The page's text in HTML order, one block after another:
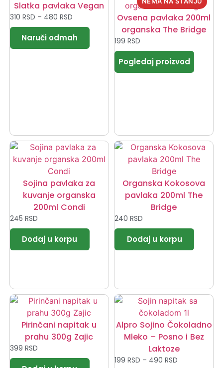
Slatka pavlaka Vegan
310 RSD – 480 RSD
Ovsena pavlaka 200ml
organska The Bridge
199 RSD
Sojina pavlaka za
kuvanje organska
200ml Condi
245 RSD
Organska Kokosova
pavlaka 200ml The
Bridge
240 RSD
Pirinčani napitak u
prahu 300g Zajic
399 RSD
Alpro Sojino Čokoladno
Mleko – Posno i Bez
Laktoze
199 RSD – 490 RSD